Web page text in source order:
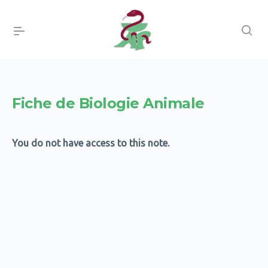
Fiche de Biologie Animale
You do not have access to this note.